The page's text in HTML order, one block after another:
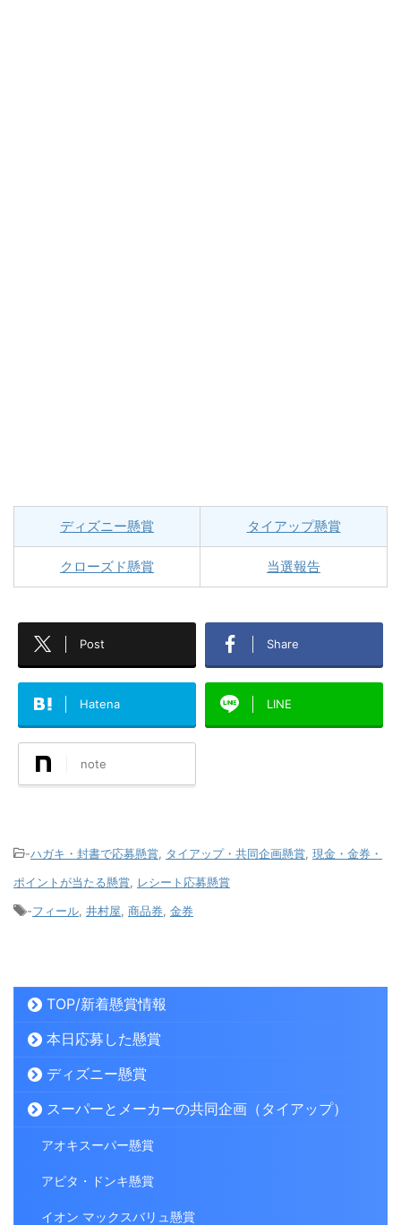
ディズニー懸賞 タイアップ懸賞
クローズド懸賞 当選報告
Post Share
Hatena LINE
note
-ハガキ・封書で応募懸賞 タイアップ・共同企画懸賞 現金・金券・
ポイントが当たる懸賞
レシート応募懸賞
-フィール 井村屋 商品券 金券
TOP/新着懸賞情報
本日応募した懸賞
ディズニー懸賞
スーパーとメーカーの共同企画（タイアップ）
アオキスーパー懸賞
アピタ・ドンキ懸賞
イオン マックスバリュ懸賞